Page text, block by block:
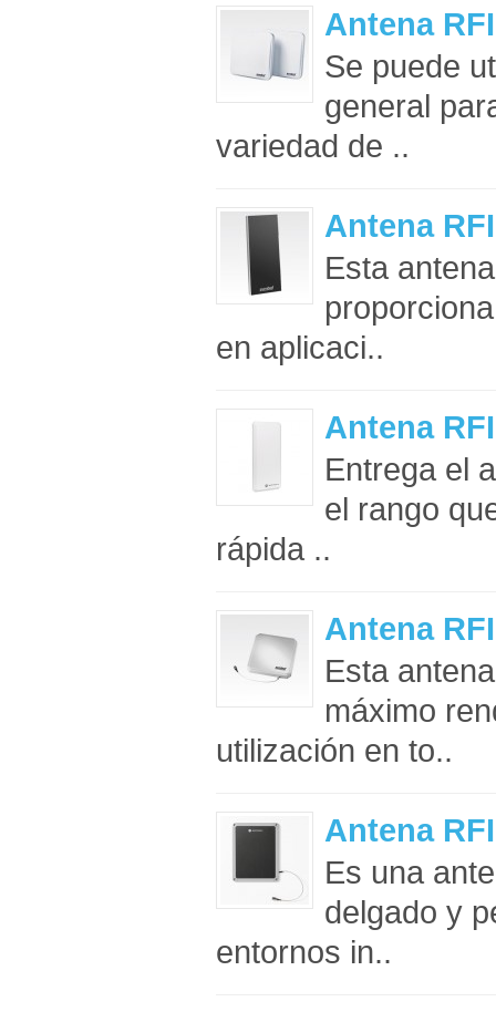
Antena
Se puede
general
variedad de ..
Antena
Esta
en aplicaci..
Antena
Entrega el
el rango
rápida ..
Antena
Esta
máximo
utilización en to..
Antena
Es una
delgado y
entornos in..